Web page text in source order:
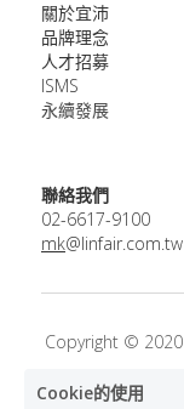
關於宜沛
品牌理念
人才招募
ISMS
永續發展
聯絡我們
02-​6617-9100
mk@linfair.com.tw
Copyright © 2020
Cookie的使用